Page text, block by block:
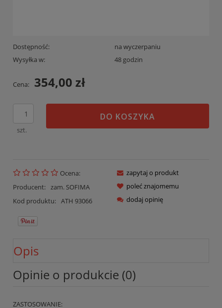
Dostępność:
na wyczerpaniu
Wysyłka w:
48 godzin
Cena: 354,00 zł
szt.
DO KOSZYKA
Ocena:
Producent: zam. SOFIMA
Kod produktu: ATH 93066
zapytaj o produkt
poleć znajomemu
dodaj opinię
Opis
Opinie o produkcie (0)
ZASTOSOWANIE: